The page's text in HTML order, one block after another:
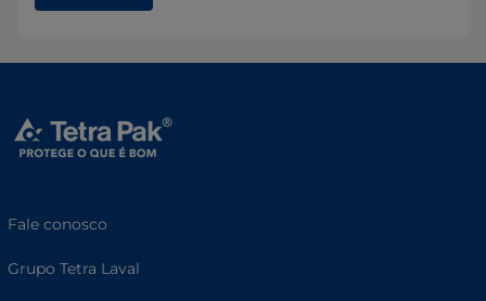
Fale conosco
Grupo Tetra Laval